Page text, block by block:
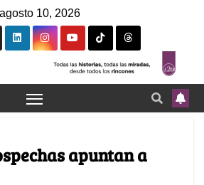
agosto 10, 2026
apuntan a